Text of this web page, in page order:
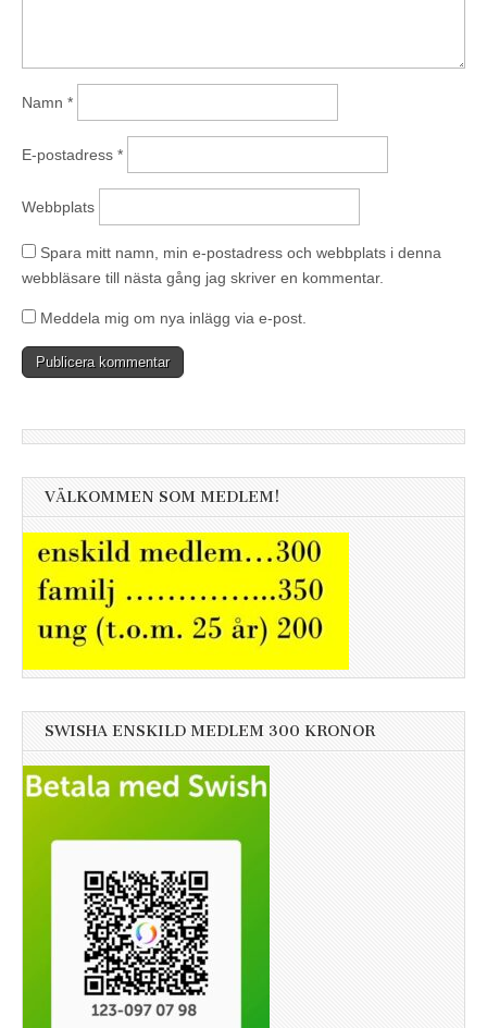
Namn *
E-postadress *
Webbplats
Spara mitt namn, min e-postadress och webbplats i denna
webbläsare till nästa gång jag skriver en kommentar.
Meddela mig om nya inlägg via e-post.
VÄLKOMMEN SOM MEDLEM!
SWISHA ENSKILD MEDLEM 300 KRONOR